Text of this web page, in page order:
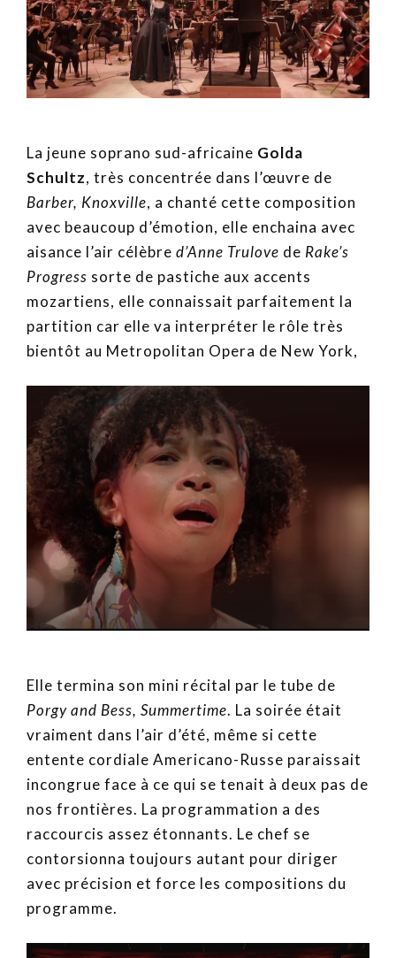
La jeune soprano sud-africaine Golda
Schultz, très concentrée dans l’œuvre de
Barber, Knoxville, a chanté cette composition
avec beaucoup d’émotion, elle enchaina avec
aisance l’air célèbre d’Anne Trulove de Rake’s
Progress sorte de pastiche aux accents
mozartiens, elle connaissait parfaitement la
partition car elle va interpréter le rôle très
bientôt au Metropolitan Opera de New York,
Elle termina son mini récital par le tube de
Porgy and Bess, Summertime. La soirée était
vraiment dans l’air d’été, même si cette
entente cordiale Americano-Russe paraissait
incongrue face à ce qui se tenait à deux pas de
nos frontières. La programmation a des
raccourcis assez étonnants. Le chef se
contorsionna toujours autant pour diriger
avec précision et force les compositions du
programme.